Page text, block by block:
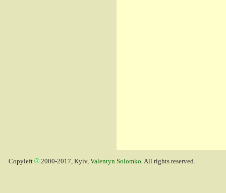
Copyleft 2000-2017, Kyiv, Valentyn Solomko. All rights reserved.